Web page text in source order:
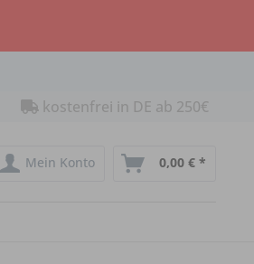
kostenfrei in DE ab 250€
Mein Konto 0,00 € *